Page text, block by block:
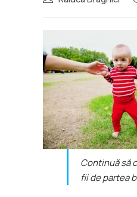
Continuă să
fii de partea